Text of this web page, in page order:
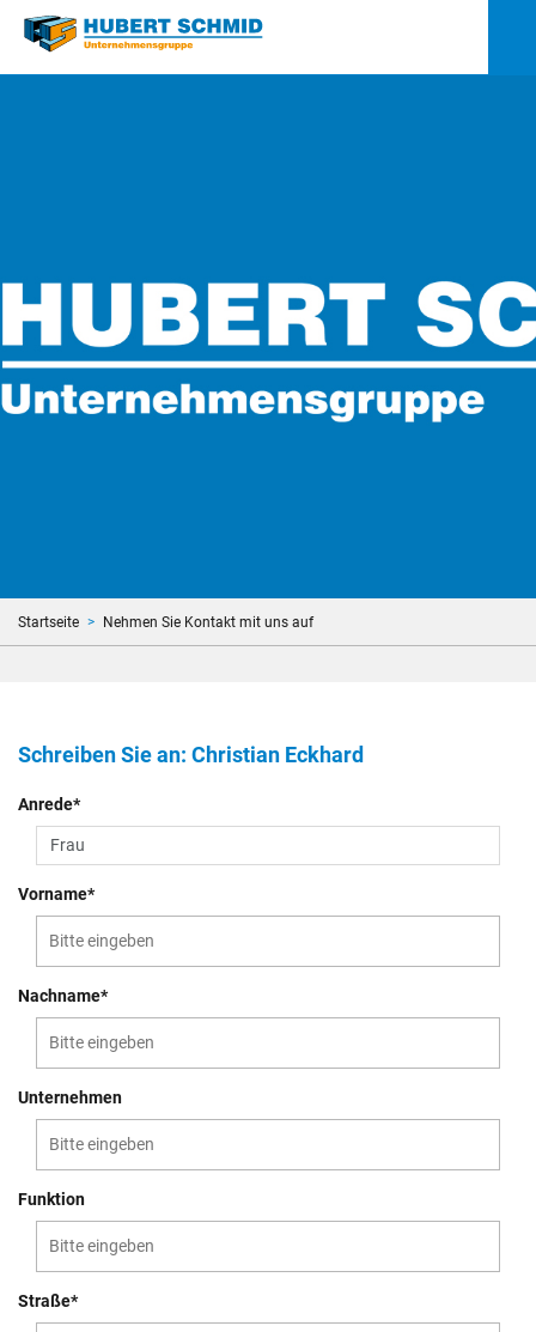
Startseite Nehmen Sie Kontakt mit uns auf
Schreiben Sie an: Christian Eckhard
Anrede*
Vorname*
Nachname*
Unternehmen
Funktion
Straße*